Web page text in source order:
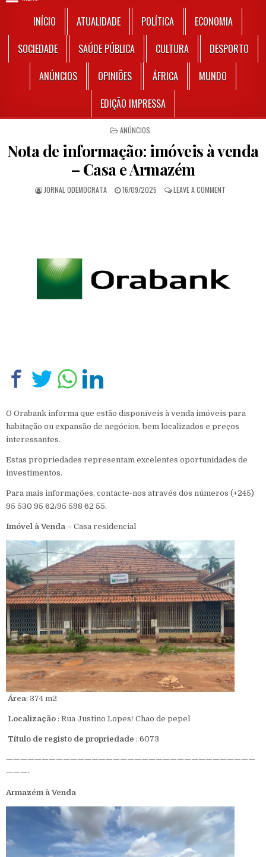
INÍCIO ATUALIDADE POLÍTICA
ECONOMIA
SOCIEDADE
SAÚDE PÚBLICA CULTURA
DESPORTO
ANÚNCIOS
OPINIÕES ÁFRICA
MUNDO
EDIÇÃO IMPRESSA
POSTED IN
ANÚNCIOS
Nota de informação: imóveis à venda
– Casa e Armazém
AUTHOR:
JORNAL ODEMOCRATA PUBLISHED DATE:
16/09/2025 LEAVE A COMMENTON NOTA DE
O Orabank informa que estão disponíveis à venda imóveis para
habitação ou expansão de negócios, bem localizados e preços
interessantes.
Estas propriedades representam excelentes oportunidades de
investimentos.
Para mais informações, contacte-nos através dos números (+245)
95 530 95 62/95 598 62 55.
Imóvel à Venda – Casa residencial
Área: 374 m2
Localização : Rua Justino Lopes/ Chao de pepel
Título de registo de propriedade : 6073
———————————————————————————————————
———-
Armazém à Venda